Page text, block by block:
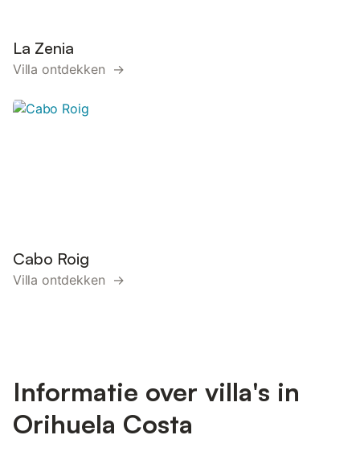
La Zenia
Villa ontdekken →
Cabo Roig
Villa ontdekken →
Informatie over villa's in
Orihuela Costa